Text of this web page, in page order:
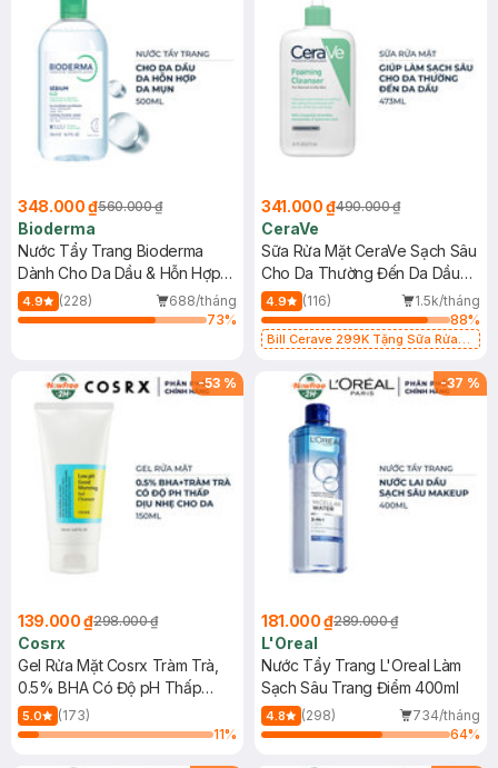
348.000 ₫560.000 ₫
Bioderma
Nước Tẩy Trang Bioderma
Dành Cho Da Dầu & Hỗn Hợp
500ml
4.9 (228)
688/tháng
73%
341.000 ₫490.000 ₫
CeraVe
Sữa Rửa Mặt CeraVe Sạch Sâu
Cho Da Thường Đến Da Dầu
473ml
4.9 (116)
1.5k/tháng
88%
Bill Cerave 299K Tặng Sữa Rửa
-53 %
139.000 ₫298.000 ₫
Cosrx
Gel Rửa Mặt Cosrx Tràm Trà,
0.5% BHA Có Độ pH Thấp
150ml
5.0
(173)
11%
-37 %
181.000 ₫289.000 ₫
L'Oreal
Nước Tẩy Trang L'Oreal Làm
Sạch Sâu Trang Điểm 400ml
4.8 (298)
734/tháng
64%